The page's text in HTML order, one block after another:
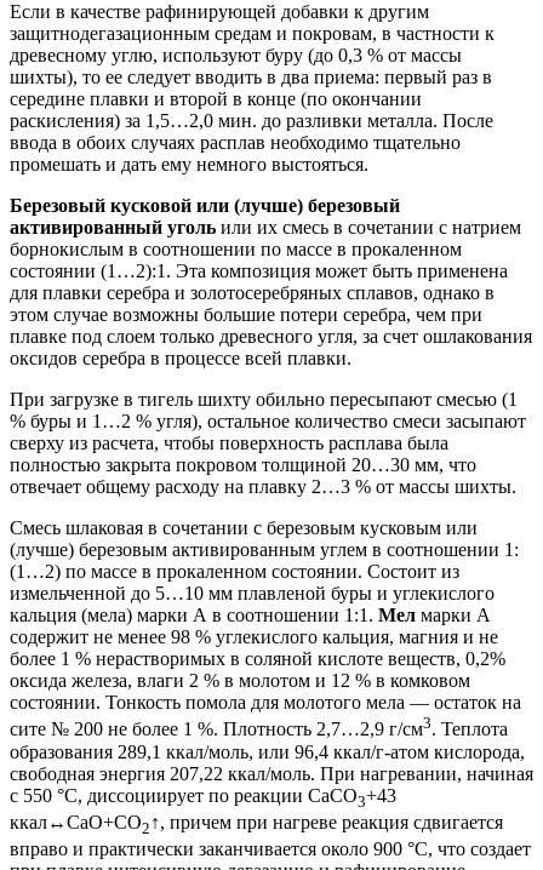
Если в качестве рафинирующей добавки к другим
защитнодегазационным средам и покровам, в частности к
древесному углю, используют буру (до 0,3 % от массы
шихты), то ее следует вводить в два приема: первый раз в
середине плавки и второй в конце (по окончании
раскисления) за 1,5…2,0 мин. до разливки металла. После
ввода в обоих случаях расплав необходимо тщательно
промешать и дать ему немного выстояться.
Березовый кусковой или (лучше) березовый
активированный уголь или их смесь в сочетании с натрием
борнокислым в соотношении по массе в прокаленном
состоянии (1…2):1. Эта композиция может быть применена
для плавки серебра и золотосеребряных сплавов, однако в
этом случае возможны большие потери серебра, чем при
плавке под слоем только древесного угля, за счет ошлакования
оксидов серебра в процессе всей плавки.
При загрузке в тигель шихту обильно пересыпают смесью (1
% буры и 1…2 % угля), остальное количество смеси засыпают
сверху из расчета, чтобы поверхность расплава была
полностью закрыта покровом толщиной 20…30 мм, что
отвечает общему расходу на плавку 2…3 % от массы шихты.
Смесь шлаковая в сочетании с березовым кусковым или
(лучше) березовым активированным углем в соотношении 1:
(1…2) по массе в прокаленном состоянии. Состоит из
измельченной до 5…10 мм плавленой буры и углекислого
кальция (мела) марки А в соотношении 1:1. Мел марки А
содержит не менее 98 % углекислого кальция, магния и не
более 1 % нерастворимых в соляной кислоте веществ, 0,2%
оксида железа, влаги 2 % в молотом и 12 % в комковом
состоянии. Тонкость помола для молотого мела — остаток на
сите № 200 не более 1 %. Плотность 2,7…2,9 г/см3. Теплота
образования 289,1 ккал/моль, или 96,4 ккал/г-атом кислорода,
свободная энергия 207,22 ккал/моль. При нагревании, начиная
с 550 °С, диссоциирует по реакции СаСО3+43
ккал↔СаО+СО2 ↑, причем при нагреве реакция сдвигается
вправо и практически заканчивается около 900 °С, что создает